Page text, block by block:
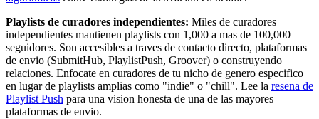
Playlists de curadores independientes: Miles de curadores
independientes mantienen playlists con 1,000 a mas de 100,000
seguidores. Son accesibles a traves de contacto directo, plataformas
de envio (SubmitHub, PlaylistPush, Groover) o construyendo
relaciones. Enfocate en curadores de tu nicho de genero especifico
en lugar de playlists amplias como "indie" o "chill". Lee la resena de
Playlist Push para una vision honesta de una de las mayores
plataformas de envio.